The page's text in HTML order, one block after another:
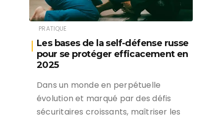
PRATIQUE
Les bases de la self-défense russe
pour se protéger efficacement en
2025
Dans un monde en perpétuelle
évolution et marqué par des défis
sécuritaires croissants, maîtriser les